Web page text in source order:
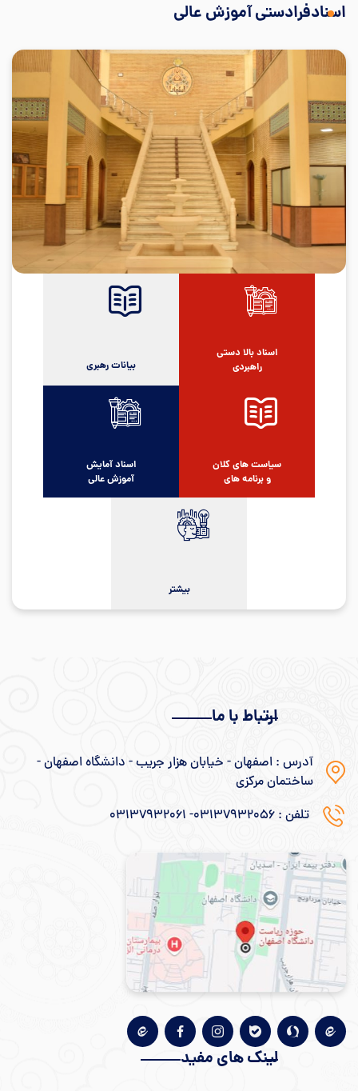
اسنادفرادستی آموزش عالی
اسناد بالا دستی
راهبردی
بیانات رهبری
سیاست های کلان
و برنامه های
توسعه پنج ساله
اسناد آمایش
آموزش عالی
بیشتر
ارتباط با ما
آدرس : اصفهان - خیابان هزار جریب - دانشگاه اصفهان -
ساختمان مرکزی
تلفن : 031۳۷۹۳۲۰۵۶- 031۳۷۹۳۲۰۶۱
لینک های مفید